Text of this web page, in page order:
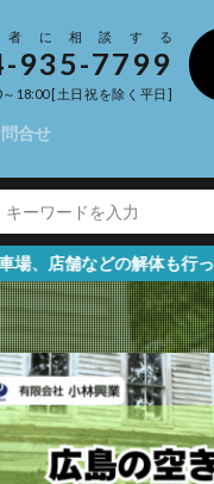
に相談する
935-7799
18:00 [土日祝を除く平日]
合せ
体も行っております！お